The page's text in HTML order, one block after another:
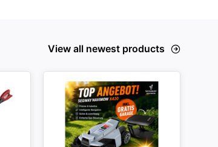
View all newest products